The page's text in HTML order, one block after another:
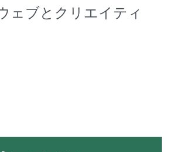
ェブとクリエイティ